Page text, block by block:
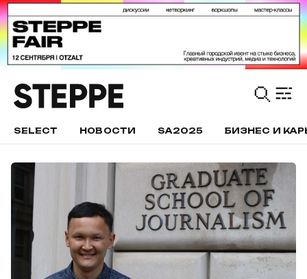
SELECT НОВОСТИ SA2025 БИЗНЕС И